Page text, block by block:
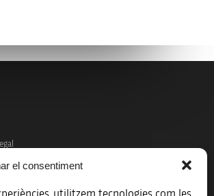
el consentiment
utilitzem tecnologies com les